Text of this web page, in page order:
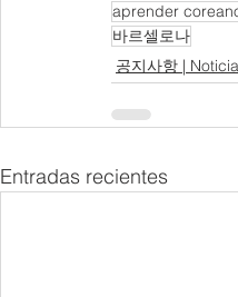
aprender
바르셀로나
공지사항 | Noticia
Entradas recientes